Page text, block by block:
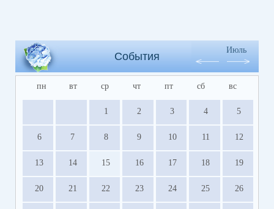
События
Июль
пн вт ср чт пт сб вс
1 2 3 4 5
6 7 8 9 10 11 12
13 14 15 16 17 18 19
20 21 22 23 24 25 26